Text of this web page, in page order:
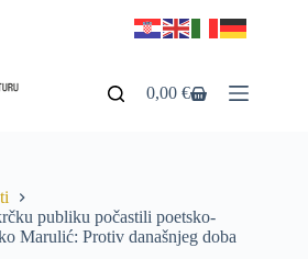
0,00€
publiku počastili poetsko-
Marulić: Protiv današnjeg doba